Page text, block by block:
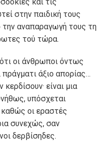
στην παιδική τους
την αναπαραγωγή τους τη
τού τώρα.
οι άνθρωποι όντως
άξιο απορίας…
είναι μια
υπόσχεται
οι εραστές
συνεχώς, σαν
δερβίσηδες.